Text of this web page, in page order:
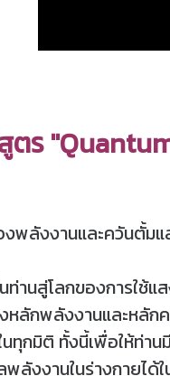
ตร
พลังงานและควันตั้มแ
ท่านสู่โลกของการใ
หลักพลังงานและหลัก
ทุกมิติ ทั้งนี้เพื่อให้ท่า
ลังงานในร่างกายไ